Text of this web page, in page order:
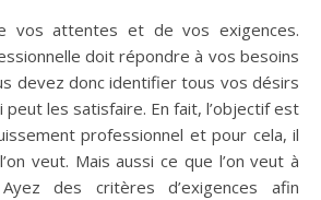
vos attentes et de vos exigences.
doit répondre à vos besoins
devez donc identifier tous vos désirs
peut les satisfaire. En fait, l’objectif est
professionnel et pour cela, il
veut. Mais aussi ce que l’on veut à
des critères d’exigences afin